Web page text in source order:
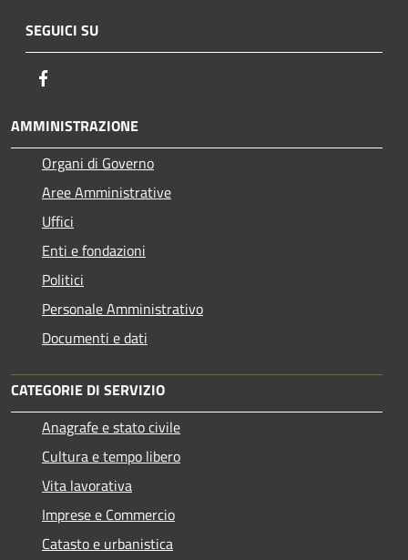
SEGUICI SU
AMMINISTRAZIONE
Organi di Governo
Aree Amministrative
Uffici
Enti e fondazioni
Politici
Personale Amministrativo
Documenti e dati
CATEGORIE DI SERVIZIO
Anagrafe e stato civile
Cultura e tempo libero
Vita lavorativa
Imprese e Commercio
Catasto e urbanistica